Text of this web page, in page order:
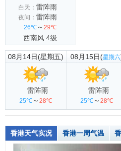
白天： 雷阵雨
夜间： 雷阵雨
26℃ ～ 29℃
西南风 4级
08月14日(星期五)
雷阵雨
25℃ ～ 28℃
08月15日(星期六
雷阵雨
25℃ ～ 28℃
香港天气实况 香港一周气温